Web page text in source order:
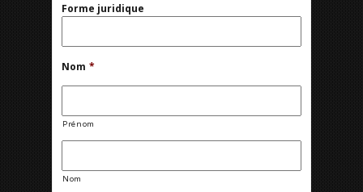
Forme juridique
Nom *
Prénom
Nom